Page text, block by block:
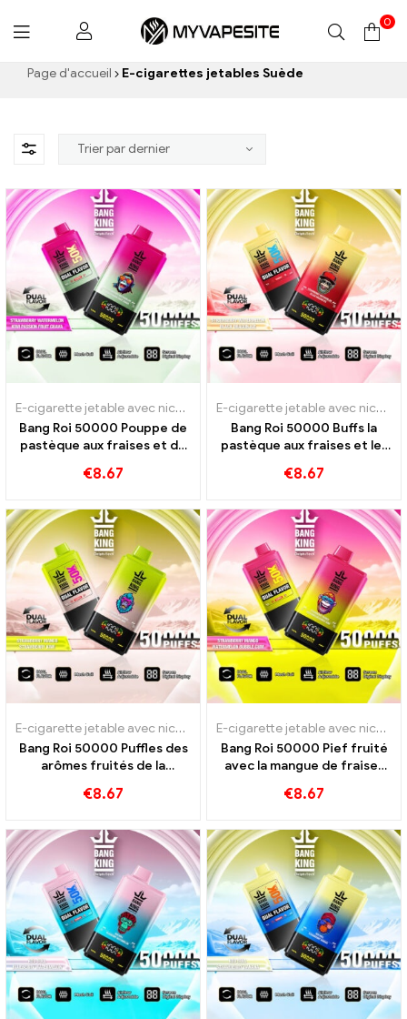
Myvapesite.de
0
Page d'accueil E-cigarettes jetables Suède
E-cigarette jetable avec nicotine Cigarettes électroniques jetables
Bang Roi 50000 Pouppe de
pastèque aux fraises et de
saveurs
€8.67
E-cigarette jetable avec nicotine
Bang Roi 50000 Buffs la
pastèque aux fraises et les
noir
€8.67
E-cigarette jetable avec nicotine Cigarettes électroniques jetables
Bang Roi 50000 Puffles des
arômes fruités de la
une expérience à vapeur
€8.67
E-cigarette jetable avec nicotine
Bang Roi 50000 Pief fruité
avec la mangue de fraises
bubble-gum
€8.67